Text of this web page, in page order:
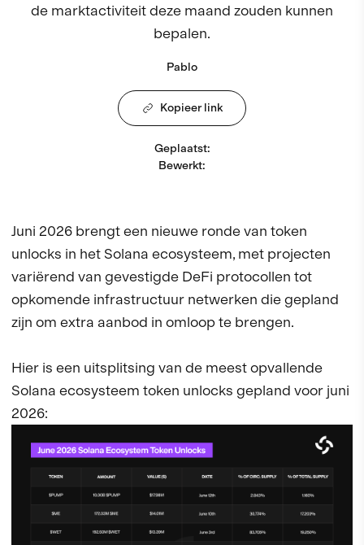
de marktactiviteit deze maand zouden kunnen
bepalen.
Pablo
Kopieer link
Geplaatst:
Bewerkt:
Juni 2026 brengt een nieuwe ronde van token
unlocks in het Solana ecosysteem, met projecten
variërend van gevestigde DeFi protocollen tot
opkomende infrastructuur netwerken die gepland
zijn om extra aanbod in omloop te brengen.
Hier is een uitsplitsing van de meest opvallende
Solana ecosysteem token unlocks gepland voor juni
2026: